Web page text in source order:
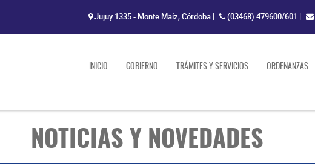
Jujuy 1335 - Monte Maíz, Córdoba | (03468) 479600/601 |
INICIO GOBIERNO TRÁMITES Y SERVICIOS ORDENANZAS
NOTICIAS Y NOVEDADES